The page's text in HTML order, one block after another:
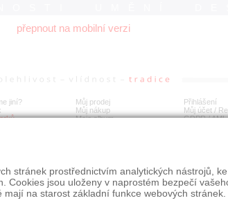
přepnout na mobilní verzi
jiní?
Můj prodej
Můj nákup
Moje album
Přihlášení
Můj účet /
GDPR/AML
NABÍDKY
poslední den
ŘAZENÍ
nejnovější napřed
podle cen sestupně
stránek prostřednictvím analytických nástrojů,
jsou uloženy v naprostém bezpečí
mají na starost základní funkce webových stránek.